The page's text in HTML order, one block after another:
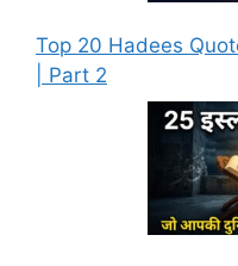
Top 20 Hadees
| Part 2